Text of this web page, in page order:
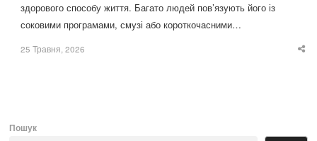
здорового способу життя. Багато людей пов’язують його із
соковими програмами, смузі або короткочасними…
25 Травня, 2026
Пошук